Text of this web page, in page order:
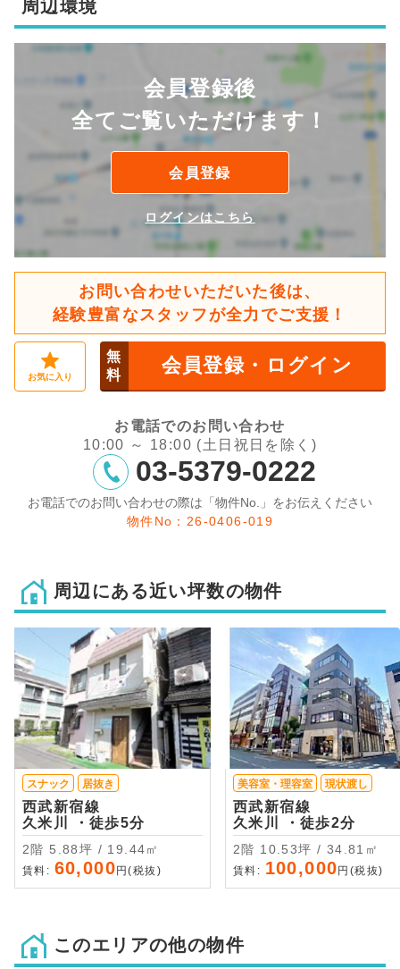
周辺環境
会員登録後
全てご覧いただけます！
会員登録
ログインはこちら
お問い合わせいただいた後は、
経験豊富なスタッフが全力でご支援！
お気に入り
無
料
会員登録・ログイン
お電話でのお問い合わせ
10:00 ～ 18:00 (土日祝日を除く)
03-5379-0222
お電話でのお問い合わせの際は「物件No.」をお伝えください
物件No：26-0406-019
周辺にある近い坪数の物件
スナック 居抜き
西武新宿線
久米川 ・徒歩5分
2階 5.88坪 / 19.44㎡
賃料: 60,000 円(税抜)
美容室・理容室 現状渡し
西武新宿線
久米川 ・徒歩2分
2階 10.53坪 / 34.81㎡
賃料: 100,000 円(税抜)
このエリアの他の物件